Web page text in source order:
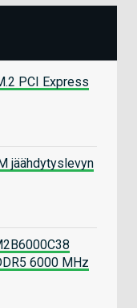
PCI Express
jäähdytyslevyn
6000 MHz